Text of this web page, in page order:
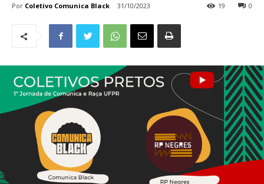
Por Coletivo Comunica Black 31/10/2023 0
19